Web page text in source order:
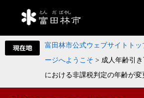
富田林市公式ウェブサイトトッ
ージへようこそ > 成人年齢引
における非課税判定の年齢が変